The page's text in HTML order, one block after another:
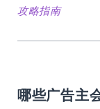
攻略指南
哪些广告主